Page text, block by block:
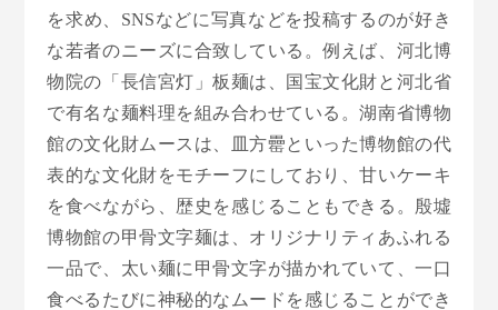
を求め、SNSなどに写真などを投稿するのが好き
な若者のニーズに合致している。例えば、河北博
物院の「長信宮灯」板麺は、国宝文化財と河北省
で有名な麺料理を組み合わせている。湖南省博物
館の文化財ムースは、皿方罍といった博物館の代
表的な文化財をモチーフにしており、甘いケーキ
を食べながら、歴史を感じることもできる。殷墟
博物館の甲骨文字麺は、オリジナリティあふれる
一品で、太い麺に甲骨文字が描かれていて、一口
食べるたびに神秘的なムードを感じることができ